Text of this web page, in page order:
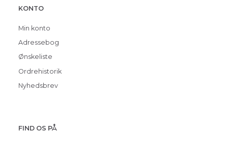
KONTO
Min konto
Adressebog
Ønskeliste
Ordrehistorik
Nyhedsbrev
FIND OS PÅ